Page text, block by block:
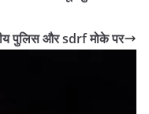
पुलिस और sdrf मोके पर